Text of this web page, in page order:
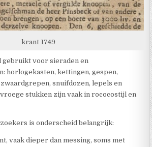
krant 1749
gebruikt voor sieraden en
horlogekasten, kettingen, gespen,
snuifdozen, lepels en
stukken zijn vaak in rococostijl en
is onderscheid belangrijk:
vaak dieper dan messing, soms met